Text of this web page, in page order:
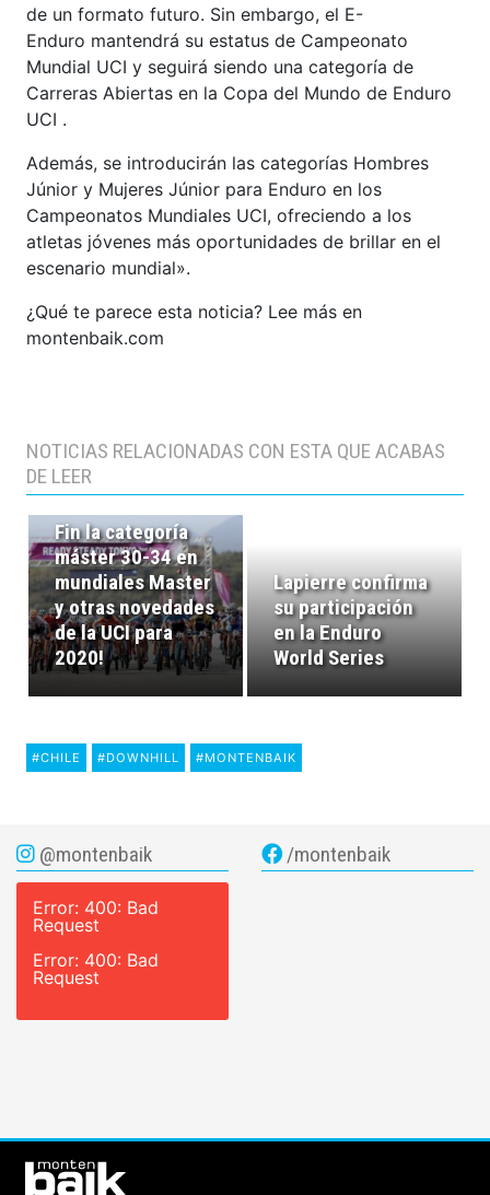
de un formato futuro. Sin embargo, el E-
Enduro mantendrá su estatus de Campeonato
Mundial UCI y seguirá siendo una categoría de
Carreras Abiertas en la Copa del Mundo de Enduro
UCI .
Además, se introducirán las categorías Hombres
Júnior y Mujeres Júnior para Enduro en los
Campeonatos Mundiales UCI, ofreciendo a los
atletas jóvenes más oportunidades de brillar en el
escenario mundial».
¿Qué te parece esta noticia? Lee más en
montenbaik.com
NOTICIAS RELACIONADAS CON ESTA QUE ACABAS
DE LEER
Fin la categoría
máster 30-34 en
mundiales Master
y otras novedades
de la UCI para
2020!
Lapierre confirma
su participación
en la Enduro
World Series
#CHILE #DOWNHILL #MONTENBAIK
@montenbaik
Error: 400: Bad
Request
Error: 400: Bad
Request
/montenbaik